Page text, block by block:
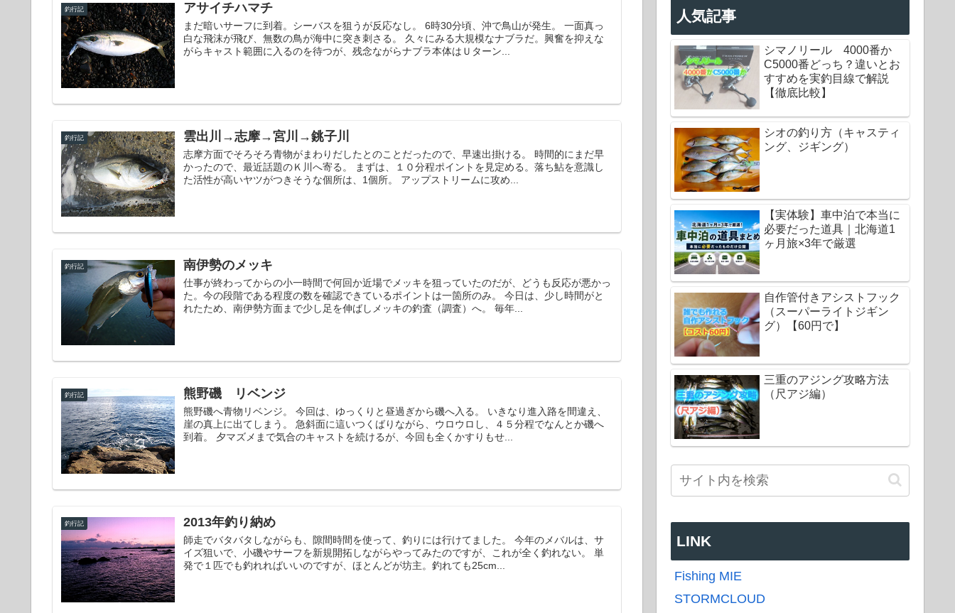
釣行記 アサイチハマチ
まだ暗いサーフに到着。シーバスを狙うが反応なし。 6時30分頃、沖で鳥山が発生。 一面真っ
白な飛沫が飛び、無数の鳥が海中に突き刺さる。 久々にみる大規模なナブラだ。興奮を抑えな
がらキャスト範囲に入るのを待つが、残念ながらナブラ本体はＵターン...
釣行記 雲出川→志摩→宮川→銚子川
志摩方面でそろそろ青物がまわりだしたとのことだったので、早速出掛ける。 時間的にまだ早
かったので、最近話題のＫ川へ寄る。 まずは、１０分程ポイントを見定める。落ち鮎を意識し
た活性が高いヤツがつきそうな個所は、1個所。 アップストリームに攻め...
釣行記 南伊勢のメッキ
仕事が終わってからの小一時間で何回か近場でメッキを狙っていたのだが、どうも反応が悪かっ
た。今の段階である程度の数を確認できているポイントは一箇所のみ。 今日は、少し時間がと
れたため、南伊勢方面まで少し足を伸ばしメッキの釣査（調査）へ。 毎年...
釣行記 熊野磯 リベンジ
熊野磯へ青物リベンジ。 今回は、ゆっくりと昼過ぎから磯へ入る。 いきなり進入路を間違え、
崖の真上に出てしまう。 急斜面に這いつくばりながら、ウロウロし、４５分程でなんとか磯へ
到着。 夕マズメまで気合のキャストを続けるが、今回も全くかすりもせ...
釣行記 2013年釣り納め
師走でバタバタしながらも、隙間時間を使って、釣りには行けてました。 今年のメバルは、サ
イズ狙いで、小磯やサーフを新規開拓しながらやってみたのですが、これが全く釣れない。 単
発で１匹でも釣れればいいのですが、ほとんどが坊主。釣れても25cm...
人気記事
シマノリール 4000番か
C5000番どっち？違いとお
すすめを実釣目線で解説
【徹底比較】
シオの釣り方（キャスティ
ング、ジギング）
【実体験】車中泊で本当に
必要だった道具｜北海道1
ヶ月旅×3年で厳選
自作管付きアシストフック
（スーパーライトジギン
グ）【60円で】
三重のアジング攻略方法
（尺アジ編）
LINK
Fishing MIE
STORMCLOUD